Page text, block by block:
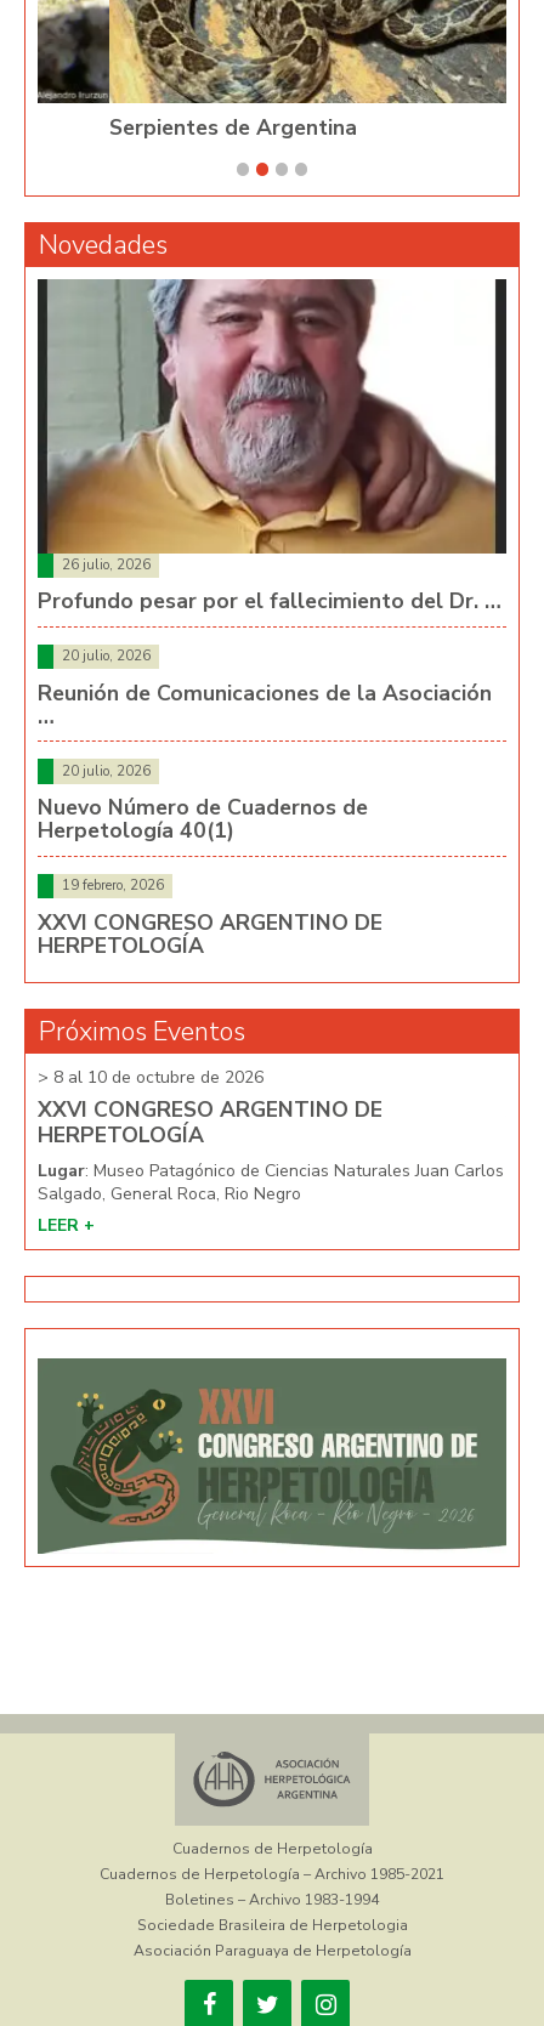
Serpientes de Argentina
Novedades
26 julio, 2026
Profundo pesar por el fallecimiento del Dr. …
20 julio, 2026
Reunión de Comunicaciones de la Asociación
…
20 julio, 2026
Nuevo Número de Cuadernos de
Herpetología 40(1)
19 febrero, 2026
XXVI CONGRESO ARGENTINO DE
HERPETOLOGÍA
Próximos Eventos
> 8 al 10 de octubre de 2026
XXVI CONGRESO ARGENTINO DE
HERPETOLOGÍA
Lugar: Museo Patagónico de Ciencias Naturales Juan Carlos
Salgado, General Roca, Rio Negro
LEER +
Cuadernos de Herpetología
Cuadernos de Herpetología – Archivo 1985-2021
Boletines – Archivo 1983-1994
Sociedade Brasileira de Herpetologia
Asociación Paraguaya de Herpetología